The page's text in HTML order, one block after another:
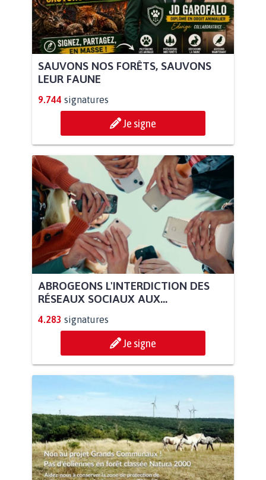
SAUVONS NOS FORÊTS, SAUVONS
LEUR FAUNE
9.744 signatures
Je signe
ABROGEONS L'INTERDICTION DES
RÉSEAUX SOCIAUX AUX...
4.283 signatures
Je signe